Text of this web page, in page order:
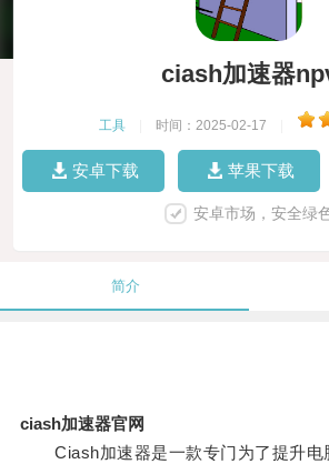
ciash加速器
工具 时间：2025-02-17
安卓下载 苹果下载
安卓市场，安全绿
简介
ciash加速器官网
Ciash加速器是一款专门为了提升电